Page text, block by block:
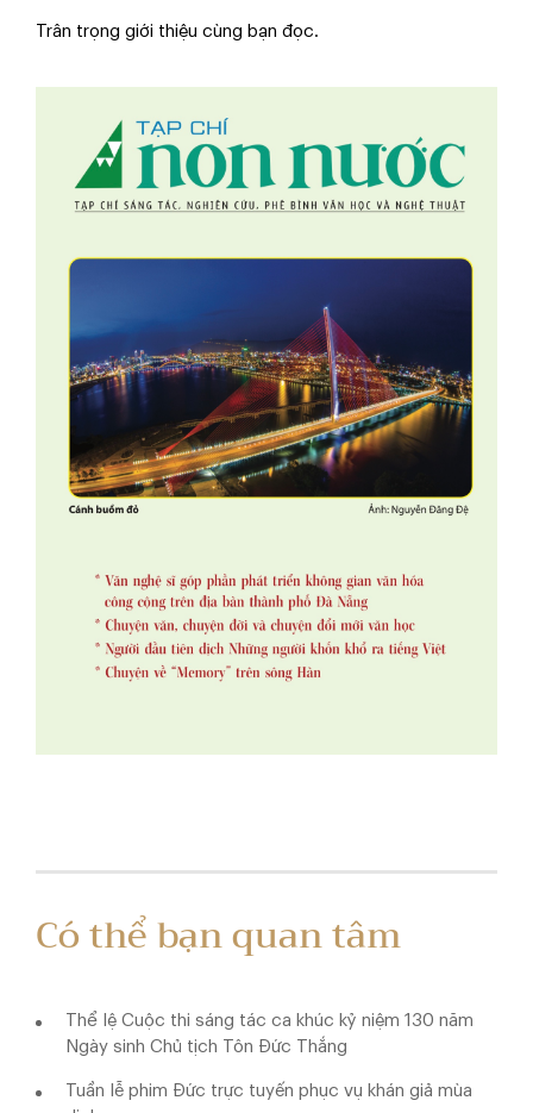
Trân trọng giới thiệu cùng bạn đọc.
Có thể bạn quan tâm
Thể lệ Cuộc thi sáng tác ca khúc kỷ niệm 130 năm
Ngày sinh Chủ tịch Tôn Đức Thắng
Tuần lễ phim Đức trực tuyến phục vụ khán giả mùa